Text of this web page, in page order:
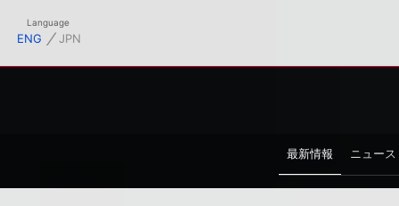
Language
ENG ⁄ JPN
ィシャルサイト
最新情報 ニュー